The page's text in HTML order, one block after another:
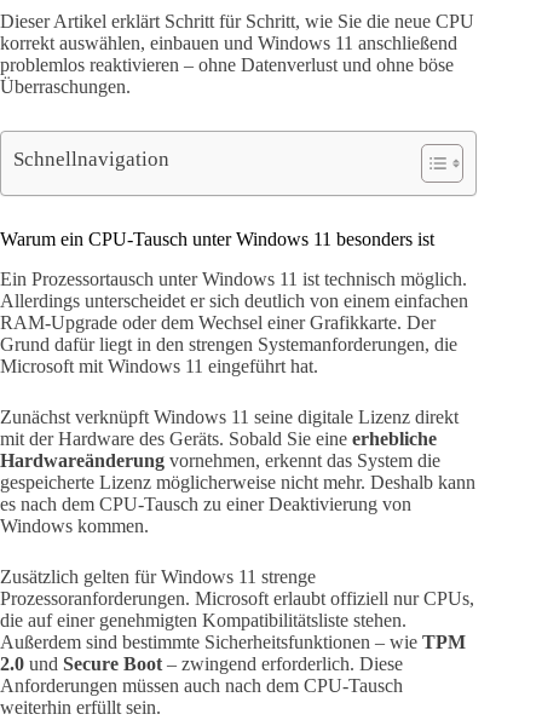
Dieser Artikel erklärt Schritt für Schritt, wie Sie die neue CPU
korrekt auswählen, einbauen und Windows 11 anschließend
problemlos reaktivieren – ohne Datenverlust und ohne böse
Überraschungen.
Schnellnavigation
Warum ein CPU-Tausch unter Windows 11 besonders ist
Ein Prozessortausch unter Windows 11 ist technisch möglich.
Allerdings unterscheidet er sich deutlich von einem einfachen
RAM-Upgrade oder dem Wechsel einer Grafikkarte. Der
Grund dafür liegt in den strengen Systemanforderungen, die
Microsoft mit Windows 11 eingeführt hat.
Zunächst verknüpft Windows 11 seine digitale Lizenz direkt
mit der Hardware des Geräts. Sobald Sie eine erhebliche
Hardwareänderung vornehmen, erkennt das System die
gespeicherte Lizenz möglicherweise nicht mehr. Deshalb kann
es nach dem CPU-Tausch zu einer Deaktivierung von
Windows kommen.
Zusätzlich gelten für Windows 11 strenge
Prozessoranforderungen. Microsoft erlaubt offiziell nur CPUs,
die auf einer genehmigten Kompatibilitätsliste stehen.
Außerdem sind bestimmte Sicherheitsfunktionen – wie TPM
2.0 und Secure Boot – zwingend erforderlich. Diese
Anforderungen müssen auch nach dem CPU-Tausch
weiterhin erfüllt sein.